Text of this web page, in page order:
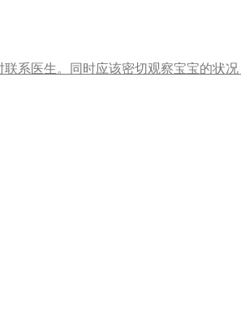
系医生。同时应该密切观察宝宝的状